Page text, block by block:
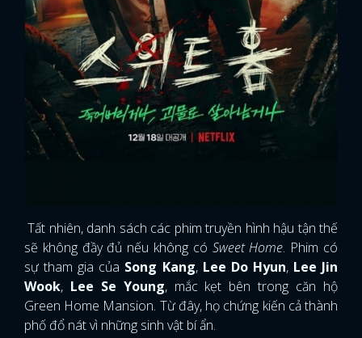
Tất nhiên, danh sách các phim truyền hình hậu tận thế
sẽ không đầy đủ nếu không có Sweet Home. Phim có
sự tham gia của Song Kang, Lee Do Hyun, Lee Jin
Wook, Lee Se Young, mắc kẹt bên trong căn hộ
Green Home Mansion. Từ đây, họ chứng kiến ​​cả thành
phố đổ nát vì những sinh vật bí ẩn.